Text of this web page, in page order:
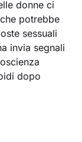
donne ci
potrebbe
sessuali
invia segnali
dopo